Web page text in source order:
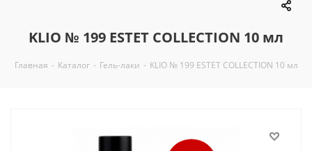
KLIO № 199 ESTET COLLECTION 10 мл
Главная - Каталог - Гель-лаки - KLIO № 199 ESTET COLLECTION 10 мл